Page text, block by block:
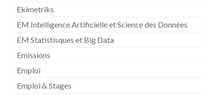
Ekimetriks
EM Intelligence Artificielle et Science des Données
EM Statistisques et Big Data
Emissions
Emploi
Emploi & Stages